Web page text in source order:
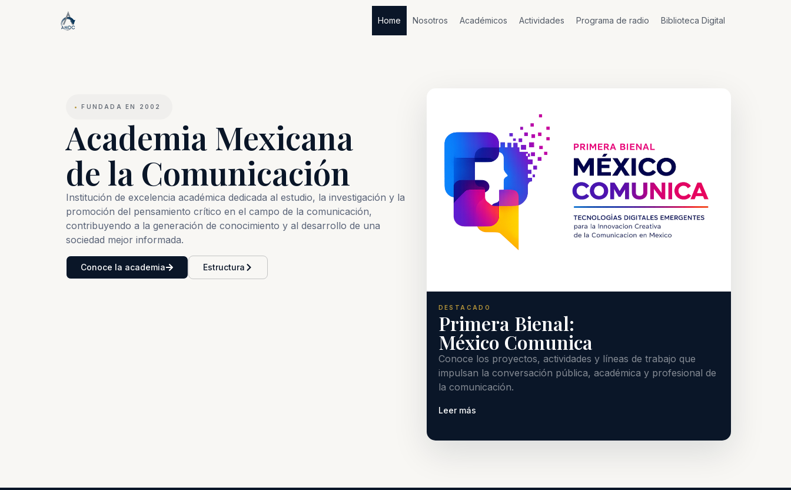
Home Nosotros Académicos Actividades Programa de radio Biblioteca Digital
• FUNDADA EN 2002
Academia Mexicana
de la Comunicación
Institución de excelencia académica dedicada al estudio, la investigación y la
promoción del pensamiento crítico en el campo de la comunicación,
contribuyendo a la generación de conocimiento y al desarrollo de una
sociedad mejor informada.
Conoce la academia Estructura
DESTACADO
Primera Bienal:
México Comunica
Conoce los proyectos, actividades y líneas de trabajo que
impulsan la conversación pública, académica y profesional de
la comunicación.
Leer más